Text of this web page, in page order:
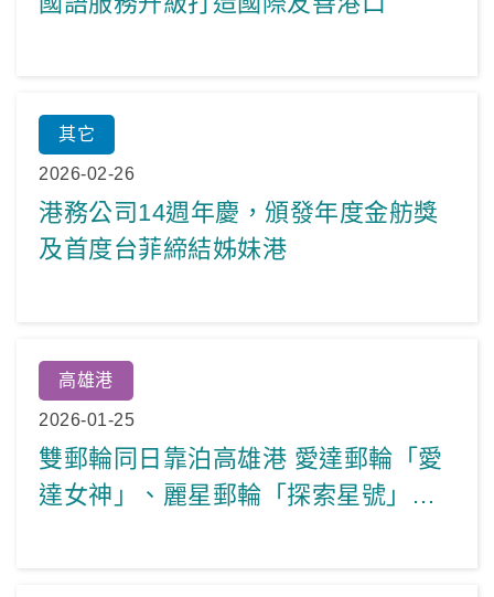
其它
2026-02-26
港務公司14週年慶，頒發年度金舫獎
及首度台菲締結姊妹港
高雄港
2026-01-25
雙郵輪同日靠泊高雄港 愛達郵輪「愛
達女神」、麗星郵輪「探索星號」接